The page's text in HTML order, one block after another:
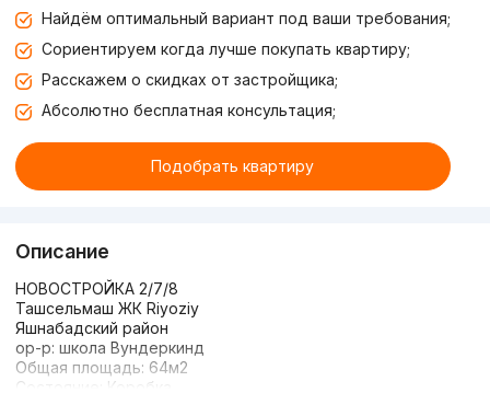
Найдём оптимальный вариант под ваши требования;
Сориентируем когда лучше покупать квартиру;
Расскажем о скидках от застройщика;
Абсолютно бесплатная консультация;
Подобрать квартиру
Описание
НОВОСТРОЙКА 2/7/8
Ташсельмаш ЖК Riyoziy
Яшнабадский район
ор-р: школа Вундеркинд
Общая площадь: 64м2
Состояние: Коробка